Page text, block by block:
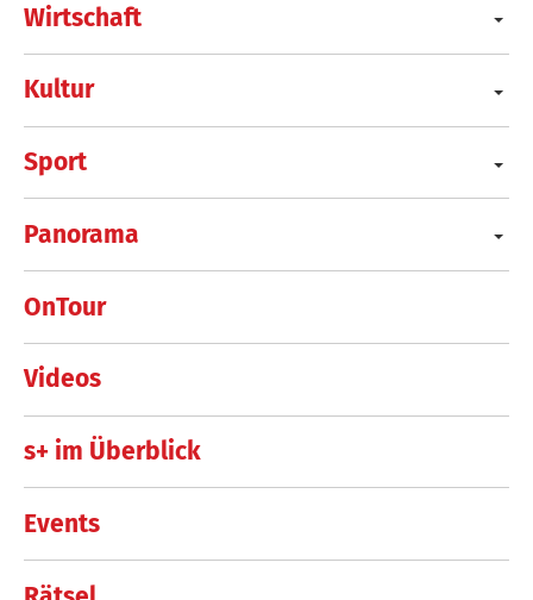
Wirtschaft
Kultur
Sport
Panorama
OnTour
Videos
s+ im Überblick
Events